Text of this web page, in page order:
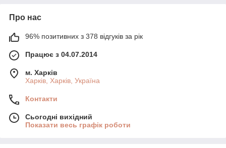
Про нас
96% позитивних з 378 відгуків за рік
Працює з 04.07.2014
м. Харків
Харків, Харків, Україна
Контакти
Сьогодні вихідний
Показати весь графік роботи